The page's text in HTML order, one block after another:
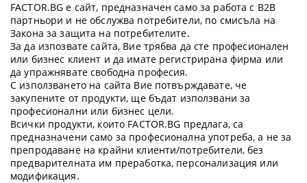
FACTOR.BG е сайт, предназначен само за работа с B2B
партньори и не обслужва потребители, по смисъла на
Закона за защита на потребителите.
За да изпозвате сайта, Вие трябва да сте професионален
или бизнес клиент и да имате регистрирана фирма или
да упражнявате свободна професия.
С използването на сайта Вие потвърждавате, че
закупените от продукти, ще бъдат използвани за
професионални или бизнес цели.
Всички продукти, които FACTOR.BG предлага, са
предназначени само за професионална употреба, а не за
препродаване на крайни клиенти/потребители, без
предварителната им преработка, персонализация или
модификация.